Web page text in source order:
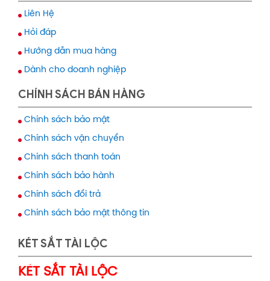
Liên Hệ
Hỏi đáp
Hướng dẫn mua hàng
Dành cho doanh nghiệp
CHÍNH SÁCH BÁN HÀNG
Chính sách bảo mật
Chính sách vận chuyển
Chính sách thanh toán
Chính sách bảo hành
Chính sách đổi trả
Chính sách bảo mật thông tin
KÉT SẮT TÀI LỘC
KÉT SẮT TÀI LỘC